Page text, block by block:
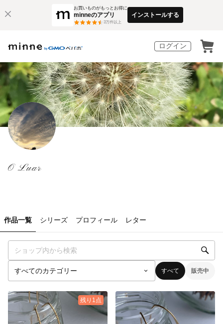
お買いものがもっとお得に
minneのアプリ
3万件以上
インストールする
ログイン
O Luar
作品一覧 シリーズ プロフィール レター
すべて 販売中
残り1点